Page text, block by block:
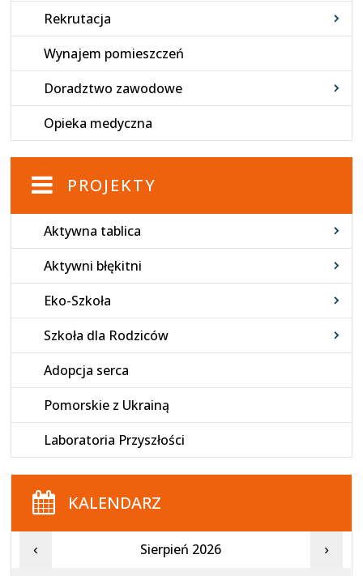
Rekrutacja
Wynajem pomieszczeń
Doradztwo zawodowe
Opieka medyczna
PROJEKTY
Aktywna tablica
Aktywni błękitni
Eko-Szkoła
Szkoła dla Rodziców
Adopcja serca
Pomorskie z Ukrainą
Laboratoria Przyszłości
KALENDARZ
‹ Sierpień 2026 ›